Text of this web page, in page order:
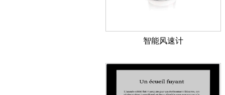
智能风速计